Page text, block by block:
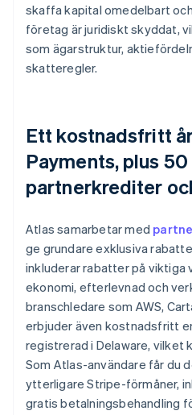
skaffa kapital omedelbart
företag är juridiskt skyddat,
som ägarstruktur,
skatteregler.
Ett kostnadsfritt
Payments, plus
partnerkrediter
Atlas samarbetar med
ge grundare exklusiva
inkluderar rabatter på
ekonomi, efterlevnad och
branschledare som AWS,
erbjuder även kostnadsfritt
registrerad i Delaware, vilket
Som Atlas-användare får du
ytterligare Stripe-förmåner,
gratis betalningsbehandling